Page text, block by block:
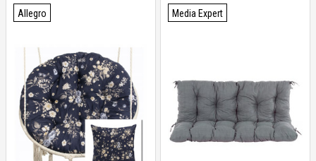
Allegro Media Expert